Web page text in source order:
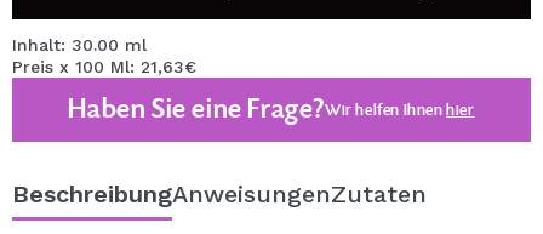
Inhalt: 30.00 ml
Preis x 100 Ml: 21,63€
Haben Sie eine Frage?Wir helfen Ihnenhier
BeschreibungAnweisungenZutaten